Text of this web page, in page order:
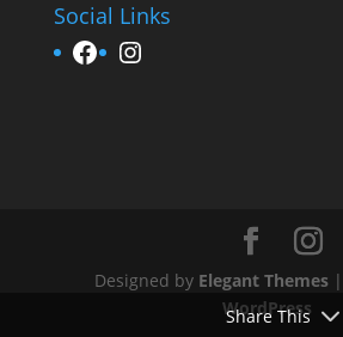
Social Links
Facebook
Instagram
Designed by Elegant Themes|
WordPress
Share This